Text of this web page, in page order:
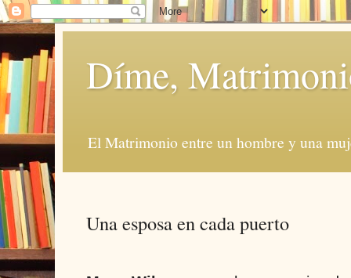
Díme,
El Matrimonio entre un hombre y una
Una esposa en cada puerto